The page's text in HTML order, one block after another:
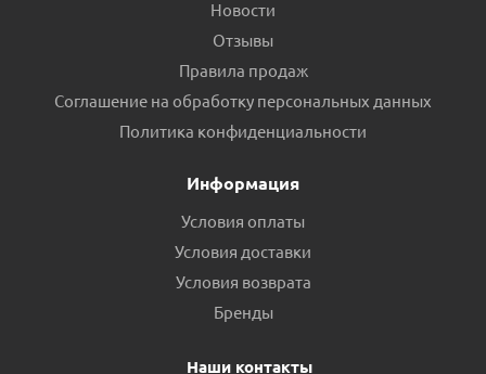
Новости
Отзывы
Правила продаж
Соглашение на обработку персональных данных
Политика конфиденциальности
Информация
Условия оплаты
Условия доставки
Условия возврата
Бренды
Наши контакты